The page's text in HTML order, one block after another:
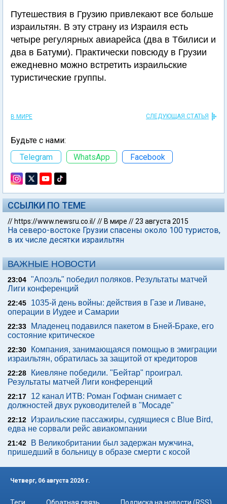
Путешествия в Грузию привлекают все больше
израильтян. В эту страну из Израиля есть
четыре регулярных авиарейса (два в Тбилиси и
два в Батуми). Практически повсюду в Грузии
ежедневно можно встретить израильские
туристические группы.
В МИРЕ СЛЕДУЮЩАЯ СТАТЬЯ
Будьте с нами:
Telegram
WhatsApp Facebook
ССЫЛКИ ПО ТЕМЕ
// https://www.newsru.co.il/// В мире //23 августа 2015
На северо-востоке Грузии спасены около 100 туристов,
в их числе десятки израильтян
ВАЖНЫЕ НОВОСТИ
23:04 "Апоэль" победил поляков. Результаты матчей
Лиги конференций
22:45
1035-й день войны: действия в Газе и Ливане,
операции в Иудее и Самарии
22:33
Младенец подавился пакетом в Бней-Браке, его
состояние критическое
22:30
Компания, занимающаяся помощью в эмиграции
израильтян, обратилась за защитой от кредиторов
22:28
Киевляне победили. "Бейтар" проиграл.
Результаты матчей Лиги конференций
22:17
12 канал ИТВ: Роман Гофман снимает с
должностей двух руководителей в "Мосаде"
22:12
Израильские пассажиры, судящиеся с Blue Bird,
едва не сорвали рейс авиакомпании
21:42
В Великобритании был задержан мужчина,
пришедший в больницу в образе смерти с косой
Четверг, 06 августа 2026 г.
Теги Обратная связь Подписка на новости (RSS)